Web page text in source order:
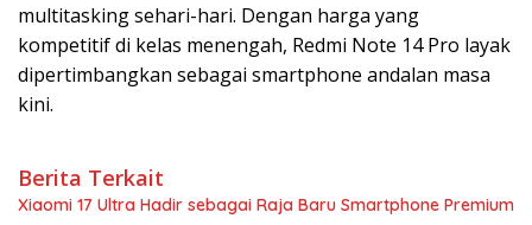
multitasking sehari-hari. Dengan harga yang
kompetitif di kelas menengah, Redmi Note 14 Pro layak
dipertimbangkan sebagai smartphone andalan masa
kini.
Berita Terkait
Xiaomi 17 Ultra Hadir sebagai Raja Baru Smartphone Premium